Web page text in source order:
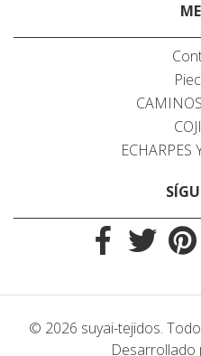
ECHARPES
© 2026 suyai-tejidos.
Desarrollado